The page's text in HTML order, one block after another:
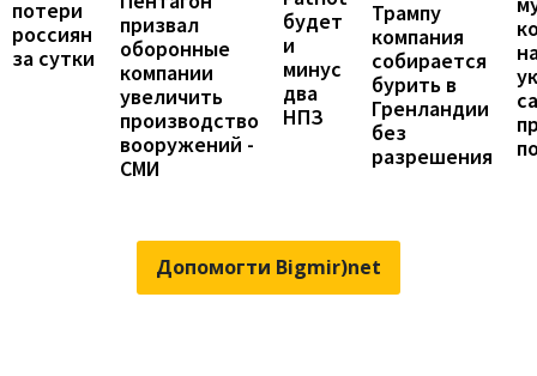
потери
россиян
за сутки
призвал
оборонные
компании
увеличить
производство
вооружений -
СМИ
будет
и
минус
два
НПЗ
Трампу
компания
собирается
бурить в
Гренландии
без
разрешения
Допомогти Bigmir)net